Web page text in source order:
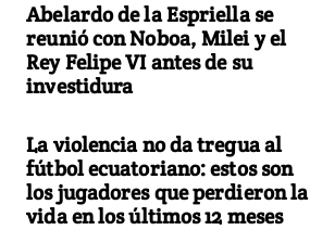
Abelardo de la Espriella se
reunió con Noboa, Milei y el
Rey Felipe VI antes de su
investidura
La violencia no da tregua al
fútbol ecuatoriano: estos son
los jugadores que perdieron la
vida en los últimos 12 meses